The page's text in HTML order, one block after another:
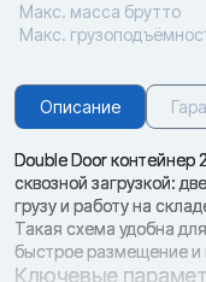
Макс. масса брутто
Макс.
Описание
Double Door контейнер
сквозной загрузкой:
грузу и работу на
Такая схема удобна
быстрое размещение и
Ключевые